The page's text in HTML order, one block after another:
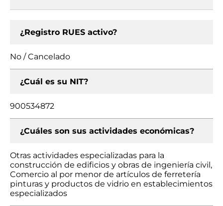
¿Registro RUES activo?
No / Cancelado
¿Cuál es su NIT?
900534872
¿Cuáles son sus actividades económicas?
Otras actividades especializadas para la
construcción de edificios y obras de ingeniería civil,
Comercio al por menor de artículos de ferretería
pinturas y productos de vidrio en establecimientos
especializados